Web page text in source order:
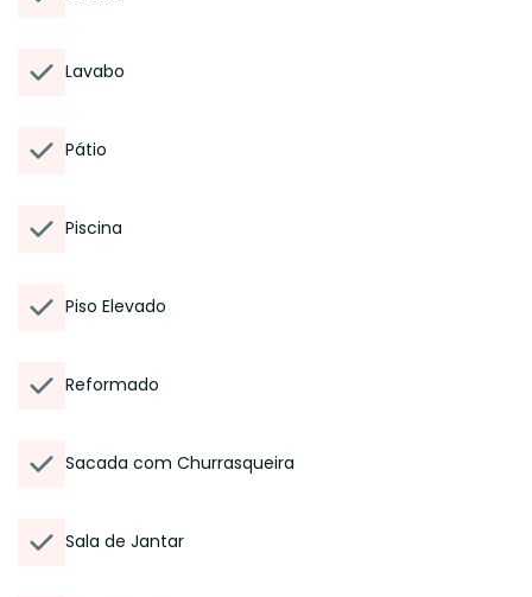
Lavabo
Pátio
Piscina
Piso Elevado
Reformado
Sacada com Churrasqueira
Sala de Jantar